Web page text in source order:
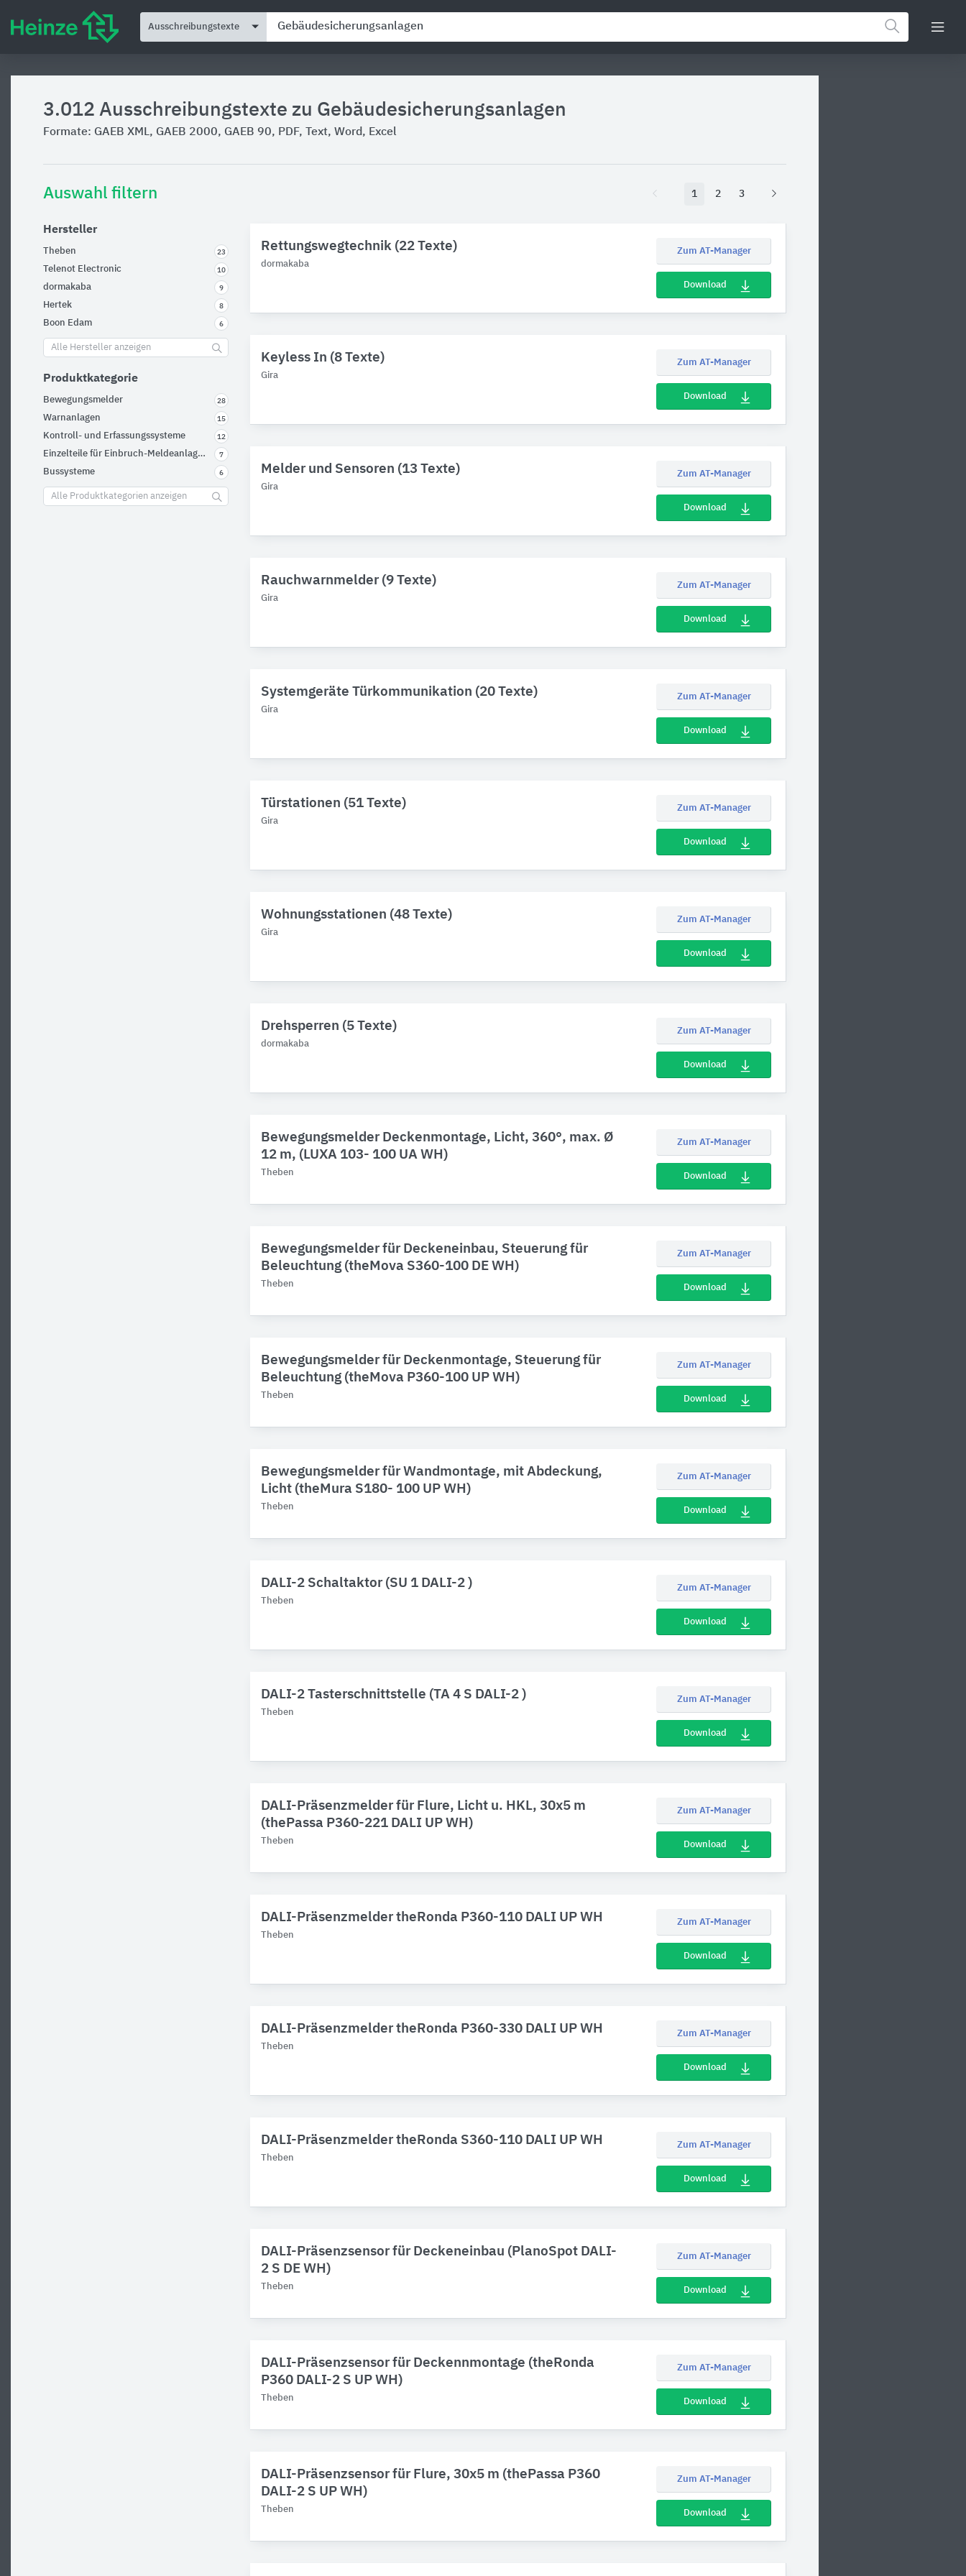
Ausschreibungstexte
3.012 Ausschreibungstexte zu Gebäudesicherungsanlagen
Formate: GAEB XML, GAEB 2000, GAEB 90, PDF, Text, Word, Excel
Auswahl filtern
Hersteller
Theben 23
Telenot Electronic 10
dormakaba 9
Hertek 8
Boon Edam 6
Alle Hersteller anzeigen
Produktkategorie
Bewegungsmelder 28
Warnanlagen 15
Kontroll- und Erfassungssysteme 12
Einzelteile für Einbruch-Meldeanlagen 7
Bussysteme 6
Alle Produktkategorien anzeigen
1 2 3
Rettungswegtechnik (22 Texte)
dormakaba
Zum AT-Manager
Download
Keyless In (8 Texte)
Gira
Zum AT-Manager
Download
Melder und Sensoren (13 Texte)
Gira
Zum AT-Manager
Download
Rauchwarnmelder (9 Texte)
Gira
Zum AT-Manager
Download
Systemgeräte Türkommunikation (20 Texte)
Gira
Zum AT-Manager
Download
Türstationen (51 Texte)
Gira
Zum AT-Manager
Download
Wohnungsstationen (48 Texte)
Gira
Zum AT-Manager
Download
Drehsperren (5 Texte)
dormakaba
Zum AT-Manager
Download
Bewegungsmelder Deckenmontage, Licht, 360°, max. Ø
12 m, (LUXA 103- 100 UA WH)
Theben
Zum AT-Manager
Download
Bewegungsmelder für Deckeneinbau, Steuerung für
Beleuchtung (theMova S360-100 DE WH)
Theben
Zum AT-Manager
Download
Bewegungsmelder für Deckenmontage, Steuerung für
Beleuchtung (theMova P360-100 UP WH)
Theben
Zum AT-Manager
Download
Bewegungsmelder für Wandmontage, mit Abdeckung,
Licht (theMura S180- 100 UP WH)
Theben
Zum AT-Manager
Download
DALI-2 Schaltaktor (SU 1 DALI-2 )
Theben
Zum AT-Manager
Download
DALI-2 Tasterschnittstelle (TA 4 S DALI-2 )
Theben
Zum AT-Manager
Download
DALI-Präsenzmelder für Flure, Licht u. HKL, 30x5 m
(thePassa P360-221 DALI UP WH)
Theben
Zum AT-Manager
Download
DALI-Präsenzmelder theRonda P360-110 DALI UP WH
Theben
Zum AT-Manager
Download
DALI-Präsenzmelder theRonda P360-330 DALI UP WH
Theben
Zum AT-Manager
Download
DALI-Präsenzmelder theRonda S360-110 DALI UP WH
Theben
Zum AT-Manager
Download
DALI-Präsenzsensor für Deckeneinbau (PlanoSpot DALI-
2 S DE WH)
Theben
Zum AT-Manager
Download
DALI-Präsenzsensor für Deckennmontage (theRonda
P360 DALI-2 S UP WH)
Theben
Zum AT-Manager
Download
DALI-Präsenzsensor für Flure, 30x5 m (thePassa P360
DALI-2 S UP WH)
Theben
Zum AT-Manager
Download